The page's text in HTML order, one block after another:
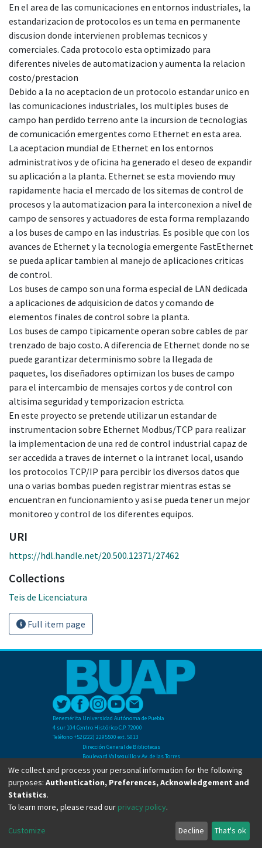
En el area de las comunicaciones en entornos industriales, la
estandarizacion de protocolos es un tema en permanente
discusion donde intervienen problemas tecnicos y
comerciales. Cada protocolo esta optimizado para
diferentes niveles de automatizacion y aumenta la relacion
costo/prestacion
Debido a la no aceptacion de un protocolo estandar unico en
las comunicaciones industriales, los multiples buses de
campo han perdido terreno ante la incursion de tecnologias
de comunicación emergentes como Ethernet en esta area.
La aceptacion mundial de Ethernet en los entornos
administrativos y de oficina ha generado el deseo de expandir
su aplicación a la planta. Ethernet se esta moviendo muy
rapidamente hacia el mercado de los sitemas de control de
procesos y la automatizacion para la interconexion a nivel de
campo de sensores y actuadores de esta forma remplazando
a los buses de campo en las industrias. Es posible que con los
avances de Ethernet y la tecnologia emergente FastEthernet
se pueda aplicar tambien al manejo de aplicaciones criticas
de control.
Los buses de campo son una forma especial de LAN dedicada
a aplicaciones de adquisicion de datos y comando de
elementos finales de control sobre la planta.
Los buses de campo tipicamente operan sobre cables de par
trenzado de bajo costo. A diferencia de Ethernet donde no se
puede garantizar determinismo sobre la llegada de
paquetes, los diseñadores optimizan los buses de campo
para el intercambio de mensajes cortos y de control con
altisima seguridad y temporizacion estricta.
En este proyecto se pretende utilizar un estandar de
instrumentacion sobre Ethernet Modbus/TCP para realizar
la implementacion de una red de control industrial capaz de
ser accedida a traves de internet o la intranet local, usando
los protocolos TCP/IP para percibir los diversos datos que
una o varias bombas pueden registrar mientras estas se
encuentran en funcionamiento y asi se pueda tener un mejor
monitoreo y control de los diferentes equipos.
URI
https://hdl.handle.net/20.500.12371/27462
Collections
Teis de Licenciatura
Full item page
Benemérita Universidad Autónoma de Puebla
4 sur 104 Centro Histórico C.P. 72000
Teléfono +52(222) 2295500 ext. 5013
Dirección General de Bibliotecas
Boulevard Valsequillo y Av. de las Torres
Ciudad Universitaria. Col. San Manuel
C.P. 72570
Teléfono +52 (222) 2295500 Ext 2901
Copyright © Dirección General de Bibliotecas - BUAP 2024. All right reserved.
We collect and process your personal information for the following
purposes: Authentication, Preferences, Acknowledgement and
Statistics.
To learn more, please read our privacy policy.
Customize Decline That's ok